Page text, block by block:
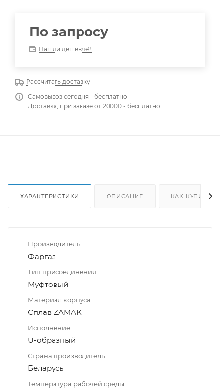
По запросу
Нашли дешевле?
Рассчитать доставку
Самовывоз сегодня - бесплатно
Доставка, при заказе от 20000 - бесплатно
ХАРАКТЕРИСТИКИ ОПИСАНИЕ КАК КУПИТЬ
Производитель
Фаргаз
Тип присоединения
Муфтовый
Материал корпуса
Сплав ZAMAK
Исполнение
U-образный
Страна производитель
Беларусь
Температура рабочей среды